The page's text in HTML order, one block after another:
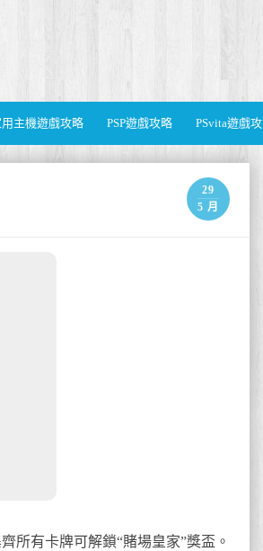
用主機遊戲攻略 PSP遊戲攻略 PSvita遊戲
29
5 月
所有卡牌可解鎖“賭場皇家”獎盃。